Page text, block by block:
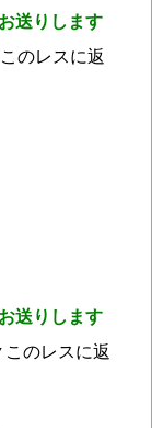
送りします
のレスに返
送りします
のレスに返